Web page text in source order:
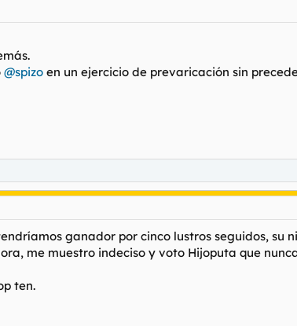
@spizo en un ejercicio de prevaricación sin
ganador por cinco lustros seguidos, su
me muestro indeciso y voto Hijoputa que
ten.